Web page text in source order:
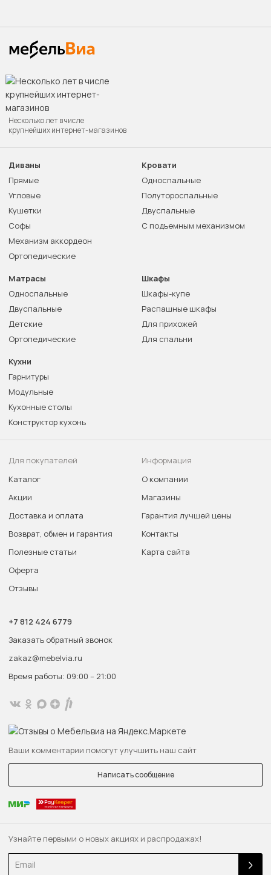
Узнайте первыми о новых акциях и распродажах!
Email
Несколько лет в числе
крупнейших интернет-магазинов
Диваны
Прямые
Угловые
Кушетки
Софы
Механизм аккордеон
Ортопедические
Кровати
Односпальные
Полутороспальные
Двуспальные
С подъемным механизмом
Матрасы
Односпальные
Двуспальные
Детские
Ортопедические
Шкафы
Шкафы-купе
Распашные шкафы
Для прихожей
Для спальни
Кухни
Гарнитуры
Модульные
Кухонные столы
Конструктор кухонь
Для покупателей
Каталог
Акции
Доставка и оплата
Возврат, обмен и гарантия
Полезные статьи
Оферта
Отзывы
Информация
О компании
Магазины
Гарантия лучшей цены
Контакты
Карта сайта
+7 812 424 6779
Заказать обратный звонок
zakaz@mebelvia.ru
Время работы: 09:00 – 21:00
Ваши комментарии помогут улучшить наш сайт
Написать сообщение